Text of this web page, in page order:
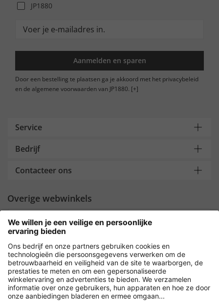
JP1880
Aanmelden en sparen
Door een bestelling te plaatsen ga je akkoord met het privacybeleid
en de algemene voorwaarden van JP1880. [+]
Service
Bedrijf
Contacteer ons
Overige webwinkels
Nederland
Payment and Delivery
Versleuteling met